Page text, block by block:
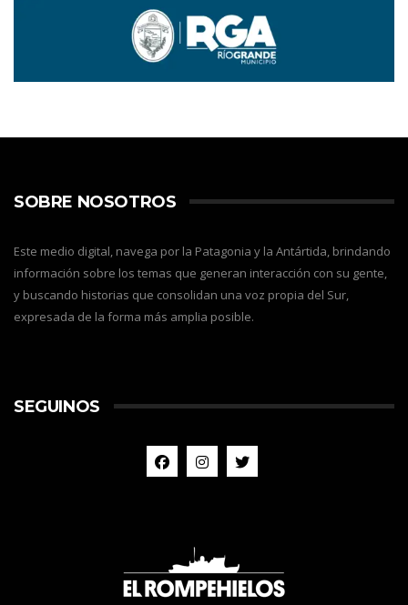
SOBRE NOSOTROS
Este medio digital, navega por la Patagonia y la Antártida, brindando
información sobre los temas que generan interacción con su gente,
y buscando historias que consolidan una voz propia del Sur,
expresada de la forma más amplia posible.
SEGUINOS